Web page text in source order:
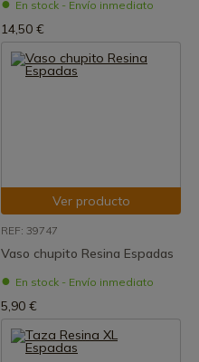
En stock - Envío inmediato
14,50 €
Ver producto
REF: 39747
Vaso chupito Resina Espadas
En stock - Envío inmediato
5,90 €